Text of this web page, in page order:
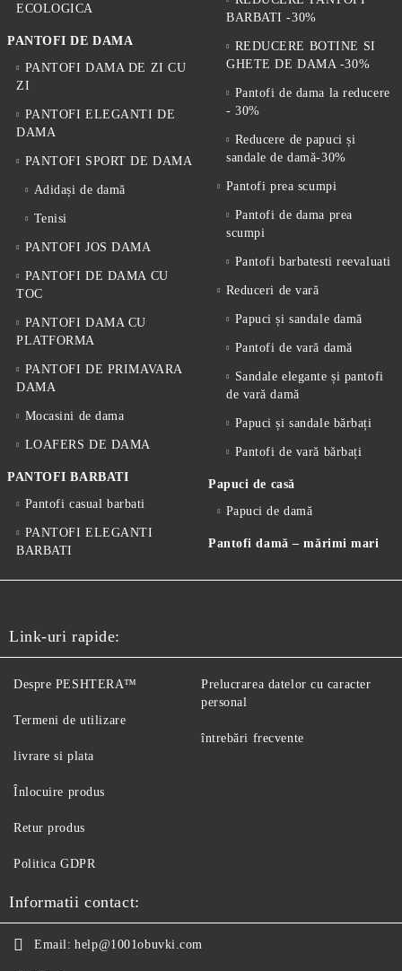
ECOLOGICA
PANTOFI DE DAMA
PANTOFI DAMA DE ZI CU
ZI
PANTOFI ELEGANTI DE
DAMA
PANTOFI SPORT DE DAMA
Adidași de damă
Tenisi
PANTOFI JOS DAMA
PANTOFI DE DAMA CU
TOC
PANTOFI DAMA CU
PLATFORMA
PANTOFI DE PRIMAVARA
DAMA
Mocasini de dama
LOAFERS DE DAMA
PANTOFI BARBATI
Pantofi casual barbati
PANTOFI ELEGANTI
BARBATI
BARBATI -30%
REDUCERE BOTINE SI
GHETE DE DAMA -30%
Pantofi de dama la reducere
- 30%
Reducere de papuci și
sandale de damă-30%
Pantofi prea scumpi
Pantofi de dama prea
scumpi
Pantofi barbatesti reevaluati
Reduceri de vară
Papuci și sandale damă
Pantofi de vară damă
Sandale elegante și pantofi
de vară damă
Papuci și sandale bărbați
Pantofi de vară bărbați
Papuci de casă
Papuci de damă
Pantofi damă – mărimi mari
Link-uri rapide:
Despre PESHTERA™
Termeni de utilizare
livrare si plata
Înlocuire produs
Retur produs
Politica GDPR
Prelucrarea datelor cu caracter
personal
întrebări frecvente
Informatii contact:
Email: help@1001obuvki.com